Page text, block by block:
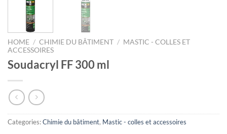
HOME / CHIMIE DU BÂTIMENT / MASTIC - COLLES ET
ACCESSOIRES
Soudacryl FF 300 ml
Categories:Chimie du bâtiment, Mastic - colles et accessoires